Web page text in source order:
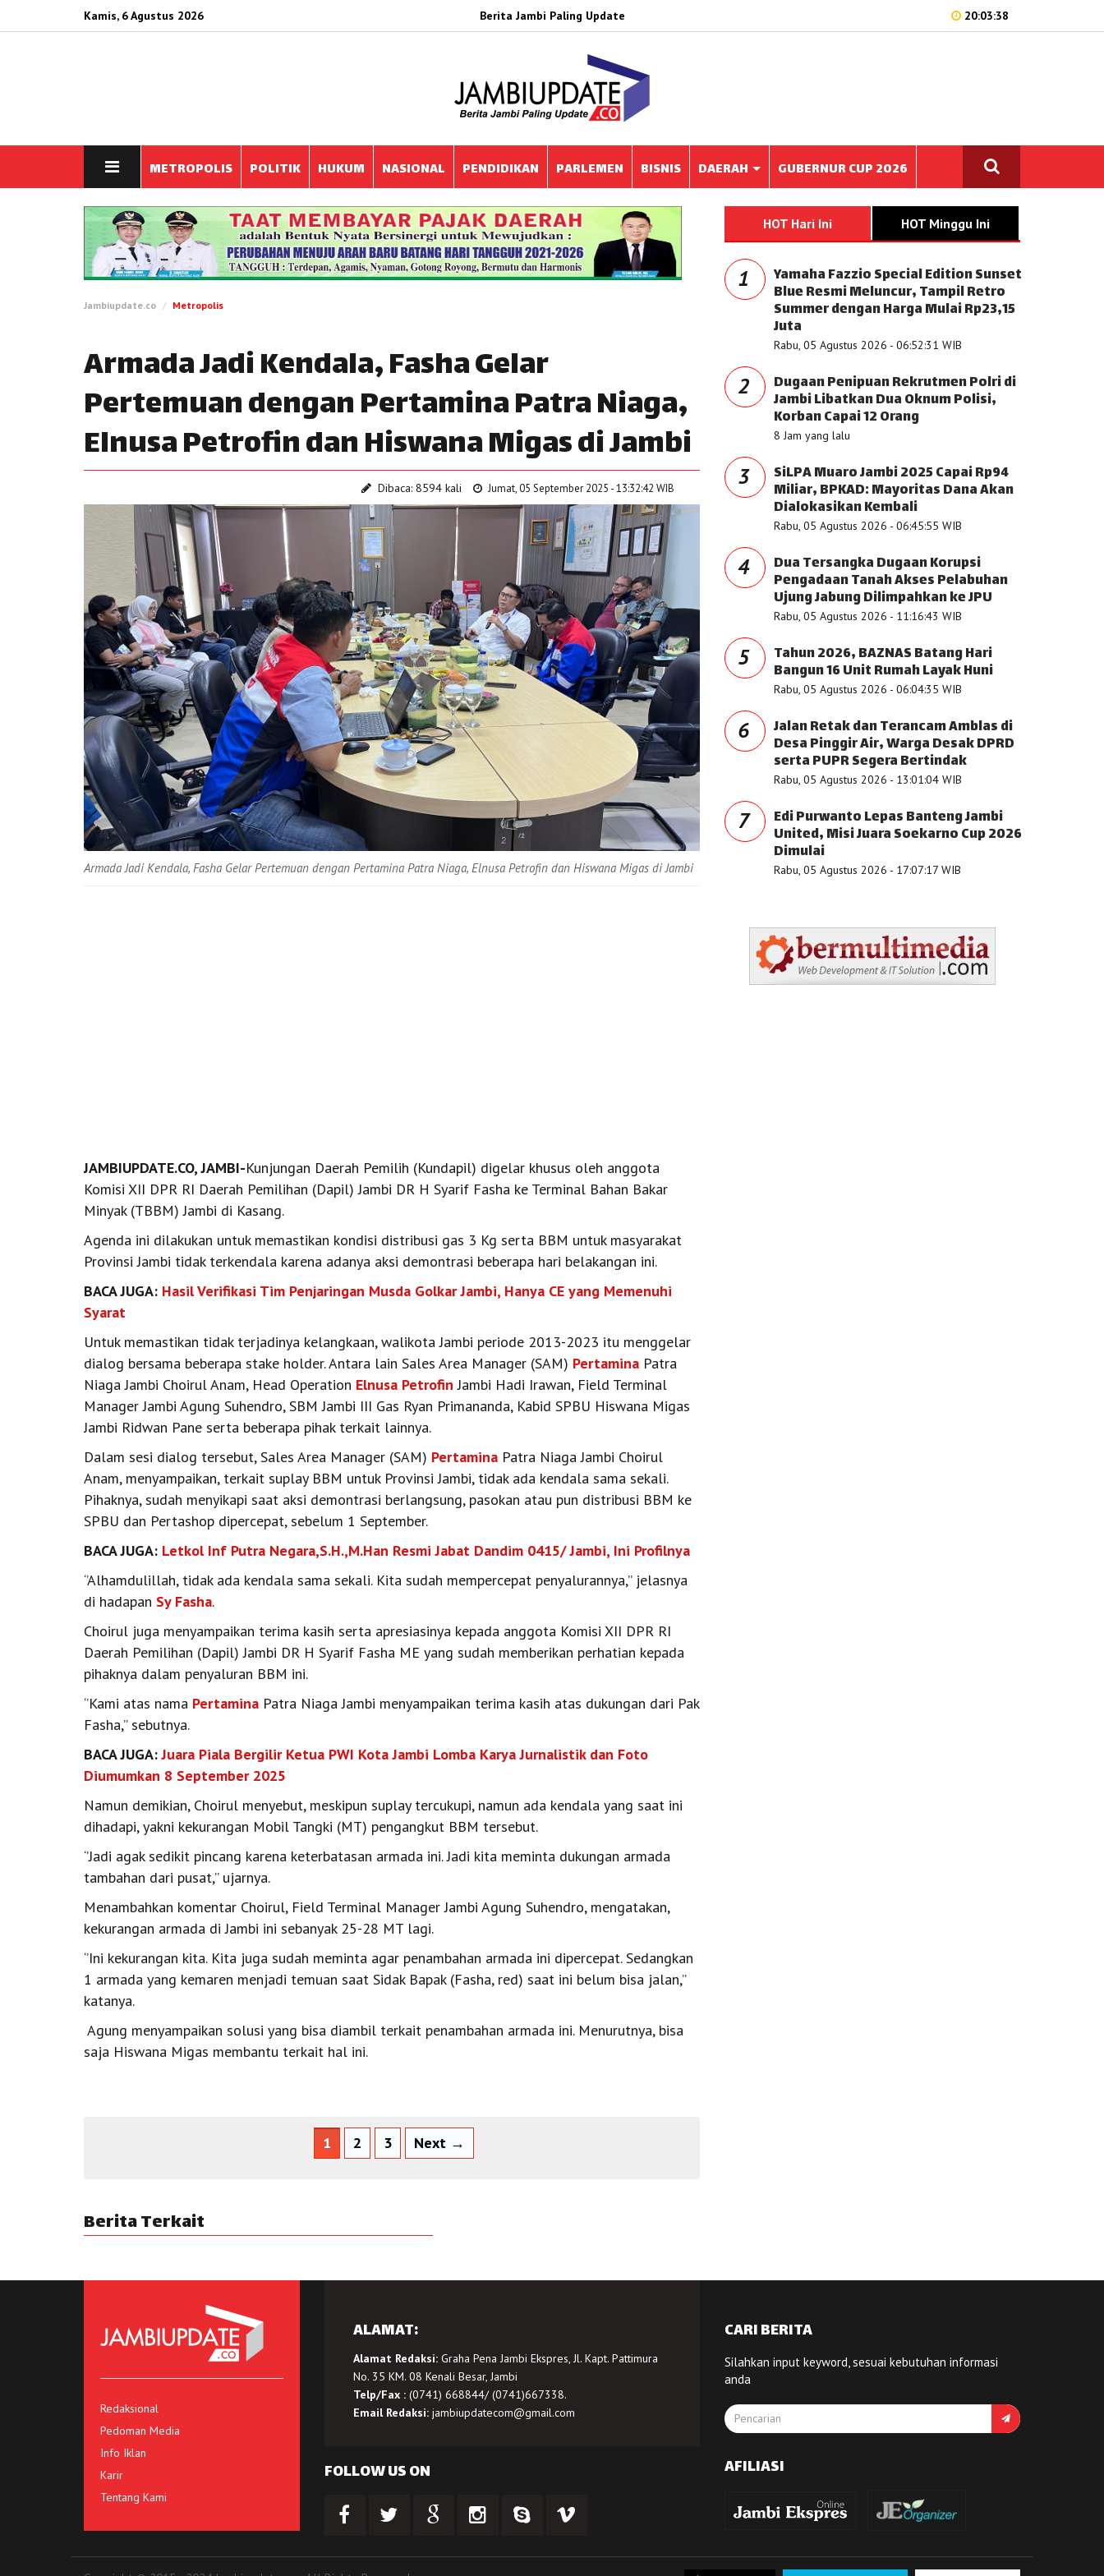
Kamis, 6 Agustus 2026 Berita Jambi Paling Update 20:03:38
METROPOLIS POLITIK HUKUM NASIONAL PENDIDIKAN PARLEMEN BISNIS DAERAH GUBERNUR CUP 2026
Jambiupdate.co Metropolis
Armada Jadi Kendala, Fasha Gelar
Pertemuan dengan Pertamina Patra Niaga,
Elnusa Petrofin dan Hiswana Migas di Jambi
Dibaca: 8594 kali Jumat, 05 September 2025 - 13:32:42 WIB
Armada Jadi Kendala, Fasha Gelar Pertemuan dengan Pertamina Patra Niaga, Elnusa Petrofin dan Hiswana Migas di Jambi
JAMBIUPDATE.CO, JAMBI-Kunjungan Daerah Pemilih (Kundapil) digelar khusus oleh anggota
Komisi XII DPR RI Daerah Pemilihan (Dapil) Jambi DR H Syarif Fasha ke Terminal Bahan Bakar
Minyak (TBBM) Jambi di Kasang.
Agenda ini dilakukan untuk memastikan kondisi distribusi gas 3 Kg serta BBM untuk masyarakat
Provinsi Jambi tidak terkendala karena adanya aksi demontrasi beberapa hari belakangan ini.
BACA JUGA: Hasil Verifikasi Tim Penjaringan Musda Golkar Jambi, Hanya CE yang Memenuhi
Syarat
Untuk memastikan tidak terjadinya kelangkaan, walikota Jambi periode 2013-2023 itu menggelar
dialog bersama beberapa stake holder. Antara lain Sales Area Manager (SAM) Pertamina Patra
Niaga Jambi Choirul Anam, Head Operation Elnusa Petrofin Jambi Hadi Irawan, Field Terminal
Manager Jambi Agung Suhendro, SBM Jambi III Gas Ryan Primananda, Kabid SPBU Hiswana Migas
Jambi Ridwan Pane serta beberapa pihak terkait lainnya.
Dalam sesi dialog tersebut, Sales Area Manager (SAM) Pertamina Patra Niaga Jambi Choirul
Anam, menyampaikan, terkait suplay BBM untuk Provinsi Jambi, tidak ada kendala sama sekali.
Pihaknya, sudah menyikapi saat aksi demontrasi berlangsung, pasokan atau pun distribusi BBM ke
SPBU dan Pertashop dipercepat, sebelum 1 September.
BACA JUGA: Letkol Inf Putra Negara,S.H.,M.Han Resmi Jabat Dandim 0415/ Jambi, Ini Profilnya
‘’Alhamdulillah, tidak ada kendala sama sekali. Kita sudah mempercepat penyalurannya,’’ jelasnya
di hadapan Sy Fasha.
Choirul juga menyampaikan terima kasih serta apresiasinya kepada anggota Komisi XII DPR RI
Daerah Pemilihan (Dapil) Jambi DR H Syarif Fasha ME yang sudah memberikan perhatian kepada
pihaknya dalam penyaluran BBM ini.
‘’Kami atas nama Pertamina Patra Niaga Jambi menyampaikan terima kasih atas dukungan dari Pak
Fasha,’’ sebutnya.
BACA JUGA:Juara Piala Bergilir Ketua PWI Kota Jambi Lomba Karya Jurnalistik dan Foto
Diumumkan 8 September 2025
Namun demikian, Choirul menyebut, meskipun suplay tercukupi, namun ada kendala yang saat ini
dihadapi, yakni kekurangan Mobil Tangki (MT) pengangkut BBM tersebut.
‘’Jadi agak sedikit pincang karena keterbatasan armada ini. Jadi kita meminta dukungan armada
tambahan dari pusat,’’ ujarnya.
Menambahkan komentar Choirul, Field Terminal Manager Jambi Agung Suhendro, mengatakan,
kekurangan armada di Jambi ini sebanyak 25-28 MT lagi.
‘’Ini kekurangan kita. Kita juga sudah meminta agar penambahan armada ini dipercepat. Sedangkan
1 armada yang kemaren menjadi temuan saat Sidak Bapak (Fasha, red) saat ini belum bisa jalan,’’
katanya.
Agung menyampaikan solusi yang bisa diambil terkait penambahan armada ini. Menurutnya, bisa
saja Hiswana Migas membantu terkait hal ini.
1 2 3 Next →
Berita Terkait
HOT Hari Ini HOT Minggu Ini
1 Yamaha Fazzio Special Edition Sunset
Blue Resmi Meluncur, Tampil Retro
Summer dengan Harga Mulai Rp23,15
Juta
Rabu, 05 Agustus 2026 - 06:52:31 WIB
2 Dugaan Penipuan Rekrutmen Polri di
Jambi Libatkan Dua Oknum Polisi,
Korban Capai 12 Orang
8 Jam yang lalu
3 SiLPA Muaro Jambi 2025 Capai Rp94
Miliar, BPKAD: Mayoritas Dana Akan
Dialokasikan Kembali
Rabu, 05 Agustus 2026 - 06:45:55 WIB
4 Dua Tersangka Dugaan Korupsi
Pengadaan Tanah Akses Pelabuhan
Ujung Jabung Dilimpahkan ke JPU
Rabu, 05 Agustus 2026 - 11:16:43 WIB
5 Tahun 2026, BAZNAS Batang Hari
Bangun 16 Unit Rumah Layak Huni
Rabu, 05 Agustus 2026 - 06:04:35 WIB
6 Jalan Retak dan Terancam Amblas di
Desa Pinggir Air, Warga Desak DPRD
serta PUPR Segera Bertindak
Rabu, 05 Agustus 2026 - 13:01:04 WIB
7 Edi Purwanto Lepas Banteng Jambi
United, Misi Juara Soekarno Cup 2026
Dimulai
Rabu, 05 Agustus 2026 - 17:07:17 WIB
Redaksional
Pedoman Media
Info Iklan
Karir
Tentang Kami
ALAMAT:
Alamat Redaksi:Graha Pena Jambi Ekspres, Jl. Kapt. Pattimura
No. 35 KM. 08 Kenali Besar, Jambi
Telp/Fax :(0741) 668844/ (0741)667338.
Email Redaksi: jambiupdatecom@gmail.com
FOLLOW US ON
CARI BERITA
Silahkan input keyword, sesuai kebutuhan informasi
anda
AFILIASI